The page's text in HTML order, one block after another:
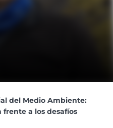
del Medio Ambiente:
frente a los desafíos